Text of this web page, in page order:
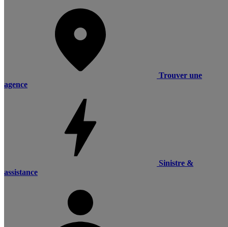
Trouver une
agence
Sinistre &
assistance